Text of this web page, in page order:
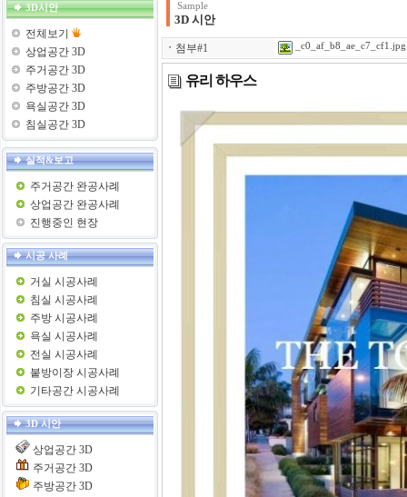
3D시안
전체보기
상업공간 3D
주거공간 3D
주방공간 3D
욕실공간 3D
침실공간 3D
실적&보고
주거공간 완공사례
상업공간 완공사례
진행중인 현장
시공 사례
거실 시공사례
침실 시공사례
주방 시공사례
욕실 시공사례
전실 시공사례
붙방이장 시공사례
기타공간 시공사례
3D 시안
상업공간 3D
주거공간 3D
주방공간 3D
Sample
3D 시안
ㆍ 첨부#1 _c0_af_b8_ae_c7_cf1.jpg
유리 하우스